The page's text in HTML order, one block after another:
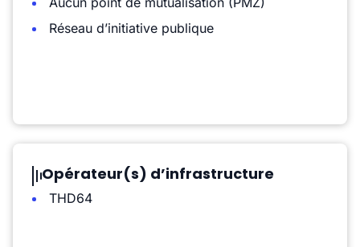
Réseau d’initiative publique
Opérateur(s) d’infrastructure
THD64